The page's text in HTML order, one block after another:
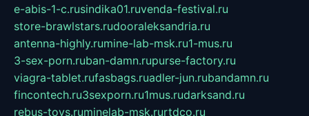
e-abis-1-c.rusindika01.ruvenda-festival.ru
store-brawlstars.rudooraleksandria.ru
antenna-highly.rumine-lab-msk.ru1-mus.ru
3-sex-porn.ruban-damn.rupurse-factory.ru
viagra-tablet.rufasbags.ruadler-jun.rubandamn.ru
fincontech.ru3sexporn.ru1mus.rudarksand.ru
rebus-toys.ruminelab-msk.rurtdco.ru